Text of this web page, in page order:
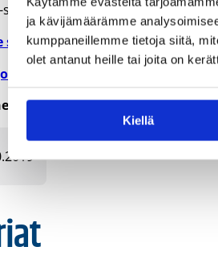
ja kävijämäärämme
kumppaneillemme tietoja siitä,
olet antanut heille tai joita on
Kiellä
-ohjeet
-ohjeet
kevätsarjoihin päättyy